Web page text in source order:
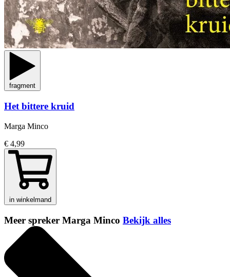
fragment
Het bittere kruid
Marga Minco
€ 4,99
in winkelmand
Meer spreker Marga Minco Bekijk alles